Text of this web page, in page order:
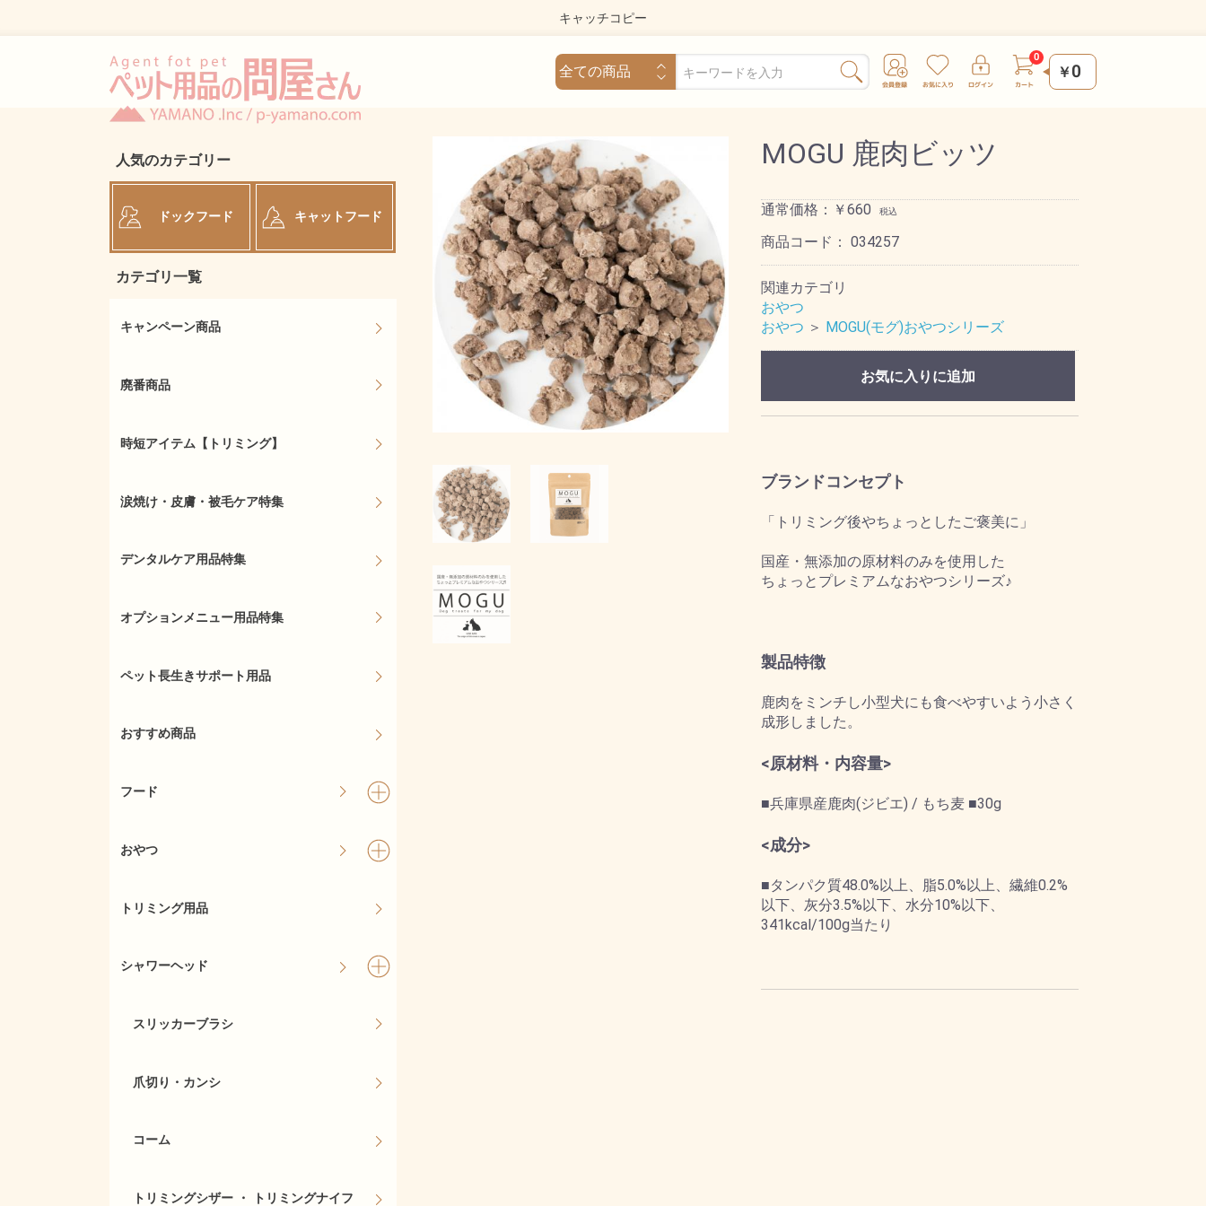
キャッチコピー
￥0
MOGU 鹿肉ビッツ
通常価格：￥660 税込
商品コード： 034257
関連カテゴリ
おやつ
おやつ ＞ MOGU(モグ)おやつシリーズ
お気に入りに追加
ブランドコンセプト
「トリミング後やちょっとしたご褒美に」
国産・無添加の原材料のみを使用した
ちょっとプレミアムなおやつシリーズ♪
製品特徴
鹿肉をミンチし小型犬にも食べやすいよう小さく
成形しました。
<原材料・内容量>
■兵庫県産鹿肉(ジビエ) / もち麦 ■30g
<成分>
■タンパク質48.0%以上、脂5.0%以上、繊維0.2%
以下、灰分3.5%以下、水分10%以下、
341kcal/100g当たり
人気のカテゴリー
ドックフード キャットフード
カテゴリ一覧
キャンペーン商品
廃番商品
時短アイテム【トリミング】
涙焼け・皮膚・被毛ケア特集
デンタルケア用品特集
オプションメニュー用品特集
ペット長生きサポート用品
おすすめ商品
フード
おやつ
トリミング用品
シャワーヘッド
スリッカーブラシ
爪切り・カンシ
コーム
トリミングシザー ・ トリミングナイフ